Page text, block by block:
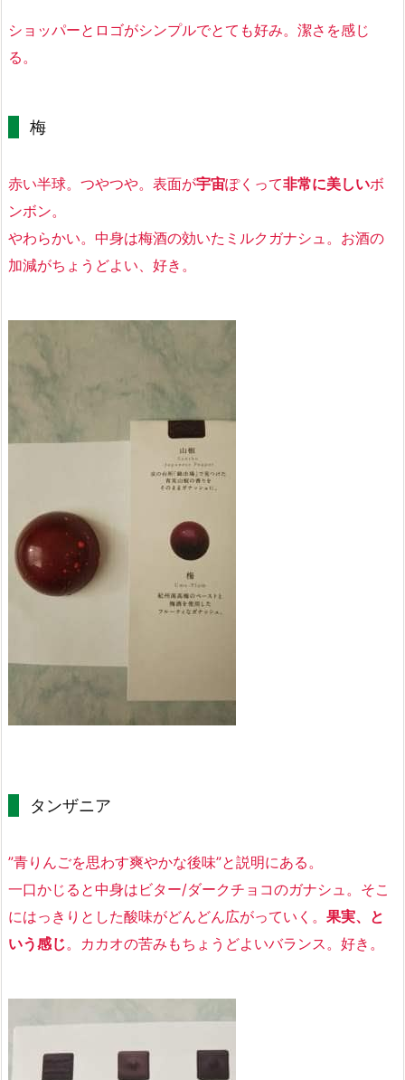
ショッパーとロゴがシンプルでとても好み。潔さを感じ
る。
梅
赤い半球。つやつや。表面が宇宙ぽくって非常に美しいボ
ンボン。
やわらかい。中身は梅酒の効いたミルクガナシュ。お酒の
加減がちょうどよい、好き。
タンザニア
”青りんごを思わす爽やかな後味”と説明にある。
一口かじると中身はビター/ダークチョコのガナシュ。そこ
にはっきりとした酸味がどんどん広がっていく。 果実、と
いう感じ。カカオの苦みもちょうどよいバランス。好き。